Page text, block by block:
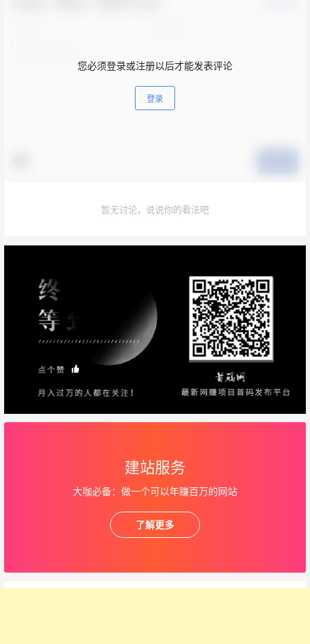
您必须登录或注册以后才能发表评论
登录
暂无讨论，说说你的看法吧
建站服务
大咖必备：做一个可以年赚百万的网站
了解更多